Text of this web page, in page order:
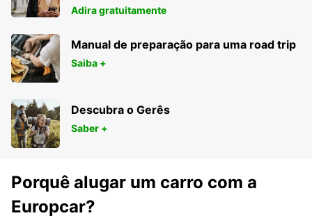
Adira gratuitamente
Manual de preparação para uma road trip
Saiba +
Descubra o Gerês
Saber +
Porquê alugar um carro com a
Europcar?